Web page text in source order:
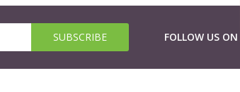
FOLLOW US ON